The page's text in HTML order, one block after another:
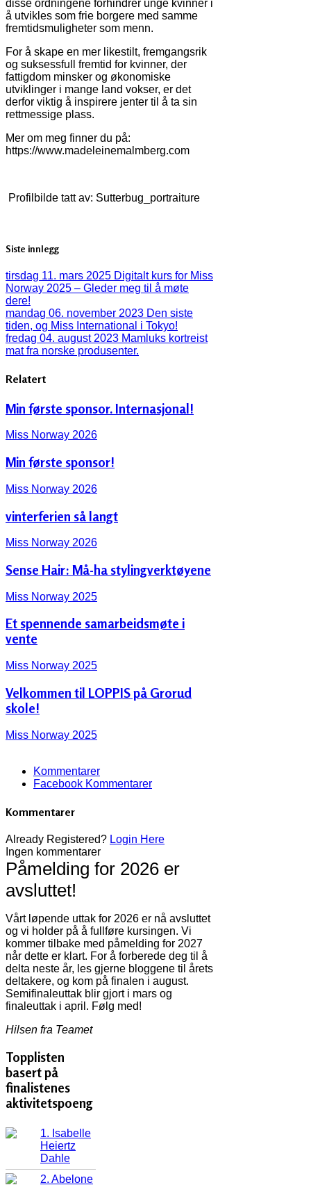
disse ordningene forhindrer unge kvinner i
å utvikles som frie borgere med samme
fremtidsmuligheter som menn.
For å skape en mer likestilt, fremgangsrik
og suksessfull fremtid for kvinner, der
fattigdom minsker og økonomiske
utviklinger i mange land vokser, er det
derfor viktig å inspirere jenter til å ta sin
rettmessige plass.
Mer om meg finner du på:
https://www.madeleinemalmberg.com
Profilbilde tatt av: Sutterbug_portraiture
Siste innlegg
tirsdag 11. mars 2025 Digitalt kurs for Miss
Norway 2025 – Gleder meg til å møte
dere!
mandag 06. november 2023 Den siste
tiden, og Miss International i Tokyo!
fredag 04. august 2023 Mamluks kortreist
mat fra norske produsenter.
Relatert
Min første sponsor. Internasjonal!
Miss Norway 2026
Min første sponsor!
Miss Norway 2026
vinterferien så langt
Miss Norway 2026
Sense Hair: Må-ha stylingverktøyene
Miss Norway 2025
Et spennende samarbeidsmøte i
vente
Miss Norway 2025
Velkommen til LOPPIS på Grorud
skole!
Miss Norway 2025
Kommentarer
Facebook Kommentarer
Kommentarer
Already Registered? Login Here
Ingen kommentarer
Påmelding for 2026 er
avsluttet!
Vårt løpende uttak for 2026 er nå avsluttet
og vi holder på å fullføre kursingen. Vi
kommer tilbake med påmelding for 2027
når dette er klart. For å forberede deg til å
delta neste år, les gjerne bloggene til årets
deltakere, og kom på finalen i august.
Semifinaleuttak blir gjort i mars og
finaleuttak i april. Følg med!
Hilsen fra Teamet
Topplisten
basert på
finalistenes
aktivitetspoeng
1. Isabelle
Heiertz
Dahle
2. Abelone